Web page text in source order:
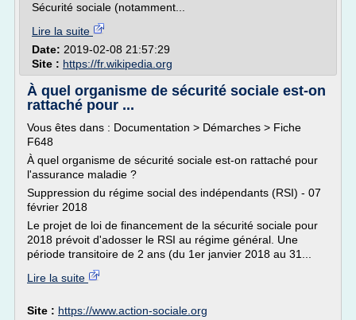
Sécurité sociale (notamment...
Lire la suite
Date: 2019-02-08 21:57:29
Site : https://fr.wikipedia.org
À quel organisme de sécurité sociale est-on
rattaché pour ...
Vous êtes dans : Documentation > Démarches > Fiche
F648
À quel organisme de sécurité sociale est-on rattaché pour
l'assurance maladie ?
Suppression du régime social des indépendants (RSI) - 07
février 2018
Le projet de loi de financement de la sécurité sociale pour
2018 prévoit d'adosser le RSI au régime général. Une
période transitoire de 2 ans (du 1er janvier 2018 au 31...
Lire la suite
Site : https://www.action-sociale.org